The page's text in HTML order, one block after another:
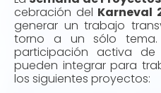
cebración del Karneval
generar un trabajo
torno a un sólo
participación activa
pueden integrar para
los siguientes proyectos: